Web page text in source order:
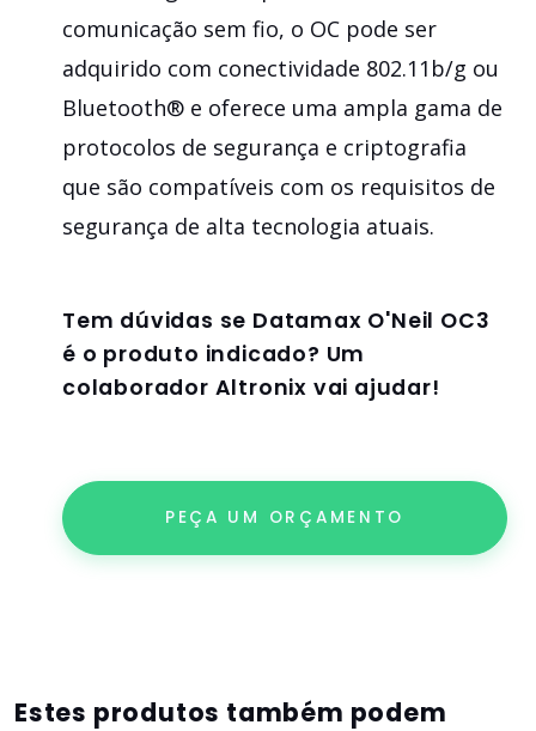
comunicação sem fio, o OC pode ser
adquirido com conectividade 802.11b/g ou
Bluetooth® e oferece uma ampla gama de
protocolos de segurança e criptografia
que são compatíveis com os requisitos de
segurança de alta tecnologia atuais.
Tem dúvidas se Datamax O'Neil OC3
é o produto indicado? Um
colaborador Altronix vai ajudar!
PEÇA UM ORÇAMENTO
Estes produtos também podem